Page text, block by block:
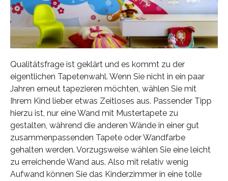
Qualitätsfrage ist geklärt und es kommt zu der
eigentlichen Tapetenwahl. Wenn Sie nicht in ein paar
Jahren erneut tapezieren möchten, wählen Sie mit
Ihrem Kind lieber etwas Zeitloses aus. Passender Tipp
hierzu ist, nur eine Wand mit Mustertapete zu
gestalten, während die anderen Wände in einer gut
zusammenpassenden Tapete oder Wandfarbe
gehalten werden. Vorzugsweise wählen Sie eine leicht
zu erreichende Wand aus. Also mit relativ wenig
Aufwand können Sie das Kinderzimmer in eine tolle